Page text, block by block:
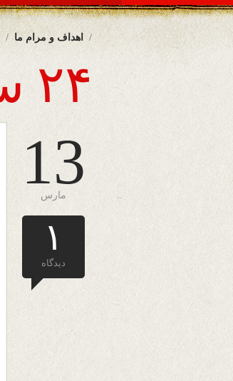
اهداف و مرام ما
۲۴ ساعت
13
مارس
۱
دیدگاه